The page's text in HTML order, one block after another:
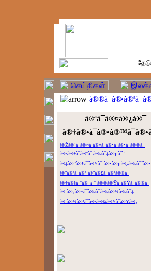
à®ªà¯à®¤à®¿à®¯
à®Žà®´à¯à®¤à¯à®¤à¯à®•à¯à®•à¯à®®à¯
à®•à®±à¯à®ªà¯ à®¤à¯‡à®µà¯ˆ!
à®‡à®°à®£à¯à®Ÿà¯
à®¨à®²à¯à®² à®¨à®£à¯à®ªà®©à¯
à®‡à®šà¯ˆà®¯à¯ˆ à®®à®Ÿà¯à®Ÿà¯à®®à¯
à®¨à®¿à®±à¯à®¤à¯à®¤à®¾à®¤à¯‡.
à®¨à®¾à®³à¯à®•à®¾à®Ÿà¯à®Ÿà®¿